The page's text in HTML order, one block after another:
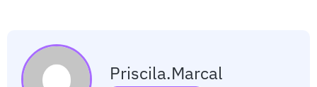
Priscila.marcal